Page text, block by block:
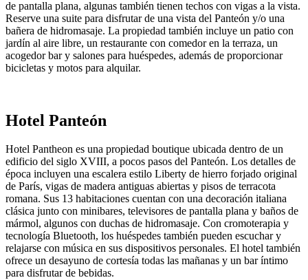
de pantalla plana, algunas también tienen techos con vigas a la vista.
Reserve una suite para disfrutar de una vista del Panteón y/o una
bañera de hidromasaje. La propiedad también incluye un patio con
jardín al aire libre, un restaurante con comedor en la terraza, un
acogedor bar y salones para huéspedes, además de proporcionar
bicicletas y motos para alquilar.
Hotel Panteón
Hotel Pantheon es una propiedad boutique ubicada dentro de un
edificio del siglo XVIII, a pocos pasos del Panteón. Los detalles de
época incluyen una escalera estilo Liberty de hierro forjado original
de París, vigas de madera antiguas abiertas y pisos de terracota
romana. Sus 13 habitaciones cuentan con una decoración italiana
clásica junto con minibares, televisores de pantalla plana y baños de
mármol, algunos con duchas de hidromasaje. Con cromoterapia y
tecnología Bluetooth, los huéspedes también pueden escuchar y
relajarse con música en sus dispositivos personales. El hotel también
ofrece un desayuno de cortesía todas las mañanas y un bar íntimo
para disfrutar de bebidas.